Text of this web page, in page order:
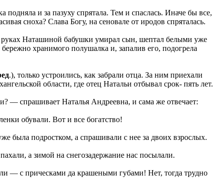
и за пазуху спрятала. Тем и спаслась. Иначе бы все,
сноха? Слава Богу, на сеновале от иродов спряталась.
Наташиной бабушки умирал сын, шептал белыми уже
хранимого полушалка и, запалив его, подогрела
.), только устроились, как забрали отца. За ним приехали
области, где отец Натальи отбывал срок- пять лет.
— спрашивает Наталья Андреевна, и сама же отвечает:
обували. Вот и все богатство!
была подростком, а спрашивали с нее за двоих взрослых.
а зимой на снегозадержание нас посылали.
— с прическами да крашеными губами! Нет, тогда трудно